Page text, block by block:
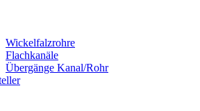
Wickelfalzrohre
Flachkanäle
Übergänge Kanal/Rohr